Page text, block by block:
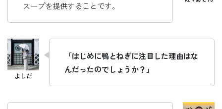
スープを提供することです。
「はじめに鴨とねぎに注目した理由はな
んだったのでしょうか？」